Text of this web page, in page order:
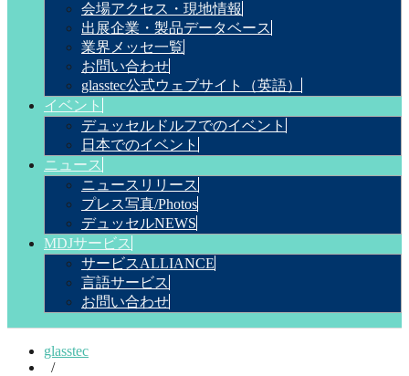
会場アクセス・現地情報
出展企業・製品データベース
業界メッセ一覧
お問い合わせ
glasstec公式ウェブサイト（英語）
イベント
デュッセルドルフでのイベント
日本でのイベント
ニュース
ニュースリリース
プレス写真/Photos
デュッセルNEWS
MDJサービス
サービスALLIANCE
言語サービス
お問い合わせ
glasstec
/